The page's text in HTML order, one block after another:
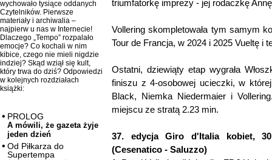
wychowało tysiące oddanych
Czytelników. Pierwsze
materiały i archiwalia –
najpierw u nas w Internecie!
Dlaczego „Tempo” rozpalało
emocje? Co kochali w nim
kibice, czego nie mieli nigdzie
indziej? Skąd wziął się kult,
który trwa do dziś? Odpowiedzi
w kolejnych rozdziałach
książki:
PROLOG
A mówili, że gazeta żyje
jeden dzień
Od Piłkarza do
Supertempa
triumfatorkę imprezy - jej rodaczkę
Vollering skompletowała tym samym
Tour de Francja, w 2024 i 2025 Vueltę i
Ostatni, dziewiąty etap wygrała
finiszu z 4-osobowej ucieczki, w
Black, Niemka Niedermaier i
miejscu ze stratą 2.23 min.
37. edycja Giro d'Italia kobiet,
(Cesenatico - Saluzzo)